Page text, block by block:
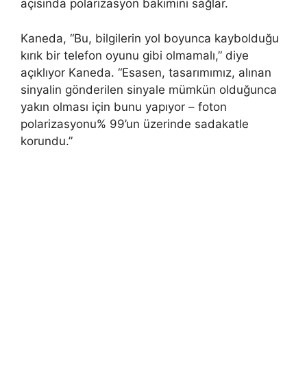
açısında polarizasyon bakımını sağlar.
Kaneda, “Bu, bilgilerin yol boyunca kaybolduğu
kırık bir telefon oyunu gibi olmamalı,” diye
açıklıyor Kaneda. “Esasen, tasarımımız, alınan
sinyalin gönderilen sinyale mümkün olduğunca
yakın olması için bunu yapıyor – foton
polarizasyonu% 99’un üzerinde sadakatle
korundu.”